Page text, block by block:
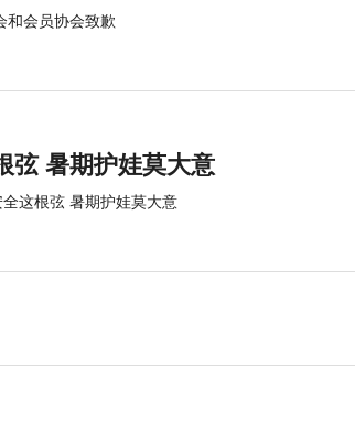
和会员协会致歉
弦 暑期护娃莫大意
这根弦 暑期护娃莫大意